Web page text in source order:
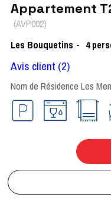
Appartement
(AVP002)
Les Bouquetins
4
Avis client (2)
Nom de Résidence Les